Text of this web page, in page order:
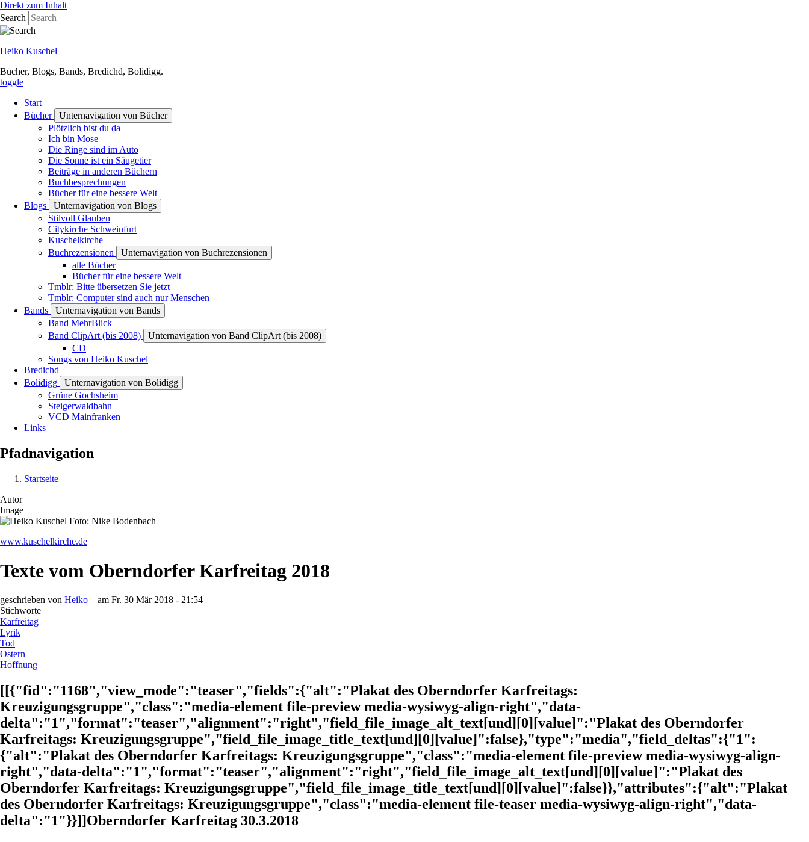
Direkt zum Inhalt
Search
Heiko Kuschel
Bücher, Blogs, Bands, Bredichd, Bolidigg.
toggle
Start
Bücher
Unternavigation von Bücher
Plötzlich bist du da
Ich bin Mose
Die Ringe sind im Auto
Die Sonne ist ein Säugetier
Beiträge in anderen Büchern
Buchbesprechungen
Bücher für eine bessere Welt
Blogs
Unternavigation von Blogs
Stilvoll Glauben
Citykirche Schweinfurt
Kuschelkirche
Buchrezensionen
Unternavigation von Buchrezensionen
alle Bücher
Bücher für eine bessere Welt
Tmblr: Bitte übersetzen Sie jetzt
Tmblr: Computer sind auch nur Menschen
Bands
Unternavigation von Bands
Band MehrBlick
Band ClipArt (bis 2008)
Unternavigation von Band ClipArt (bis 2008)
CD
Songs von Heiko Kuschel
Bredichd
Bolidigg
Unternavigation von Bolidigg
Grüne Gochsheim
Steigerwaldbahn
VCD Mainfranken
Links
Pfadnavigation
Startseite
Autor
Image
www.kuschelkirche.de
Texte vom Oberndorfer Karfreitag 2018
geschrieben von Heiko – am Fr. 30 Mär 2018 - 21:54
Stichworte
Karfreitag
Lyrik
Tod
Ostern
Hoffnung
[[{"fid":"1168","view_mode":"teaser","fields":{"alt":"Plakat des Oberndorfer Karfreitags:
Kreuzigungsgruppe","class":"media-element file-preview media-wysiwyg-align-right","data-
delta":"1","format":"teaser","alignment":"right","field_file_image_alt_text[und][0][value]":"Plakat des Oberndorfer
Karfreitags: Kreuzigungsgruppe","field_file_image_title_text[und][0][value]":false},"type":"media","field_deltas":{"1":
{"alt":"Plakat des Oberndorfer Karfreitags: Kreuzigungsgruppe","class":"media-element file-preview media-wysiwyg-align-
right","data-delta":"1","format":"teaser","alignment":"right","field_file_image_alt_text[und][0][value]":"Plakat des
Oberndorfer Karfreitags: Kreuzigungsgruppe","field_file_image_title_text[und][0][value]":false}},"attributes":{"alt":"Plakat
des Oberndorfer Karfreitags: Kreuzigungsgruppe","class":"media-element file-teaser media-wysiwyg-align-right","data-
delta":"1"}}]]Oberndorfer Karfreitag 30.3.2018